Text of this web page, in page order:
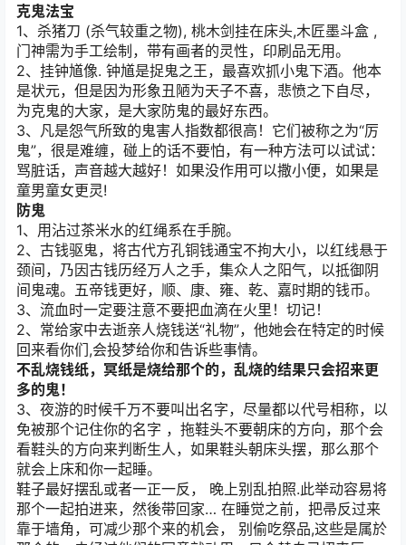
克鬼法宝
1、杀猪刀 (杀气较重之物), 桃木剑挂在床头,木匠墨斗盒 ,
门神需为手工绘制，带有画者的灵性，印刷品无用。
2、挂钟馗像. 钟馗是捉鬼之王，最喜欢抓小鬼下酒。他本
是状元，但是因为形象丑陋为天子不喜，悲愤之下自尽，
为克鬼的大家，是大家防鬼的最好东西。
3、凡是怨气所致的鬼害人指数都很高！它们被称之为“厉
鬼”，很是难缠，碰上的话不要怕，有一种方法可以试试：
骂脏话，声音越大越好！如果没作用可以撒小便，如果是
童男童女更灵!
防鬼
1、用沾过茶米水的红绳系在手腕。
2、古钱驱鬼，将古代方孔铜钱通宝不拘大小，以红线悬于
颈间，乃因古钱历经万人之手，集众人之阳气，以抵御阴
间鬼魂。五帝钱更好，顺、康、雍、乾、嘉时期的钱币。
3、流血时一定要注意不要把血滴在火里！切记！
2、常给家中去逝亲人烧钱送“礼物”，他她会在特定的时候
回来看你们,会投梦给你和告诉些事情。
不乱烧钱纸，冥纸是烧给那个的，乱烧的结果只会招来更
多的鬼！
3、夜游的时候千万不要叫出名字，尽量都以代号相称，以
免被那个记住你的名字 ，拖鞋头不要朝床的方向，那个会
看鞋头的方向来判断生人，如果鞋头朝床头摆，那么那个
就会上床和你一起睡。
鞋子最好摆乱或者一正一反， 晚上别乱拍照.此举动容易将
那个一起拍进来，然後带回家… 在睡觉之前，把帚反过来
靠于墙角，可减少那个来的机会， 别偷吃祭品,这些是属於